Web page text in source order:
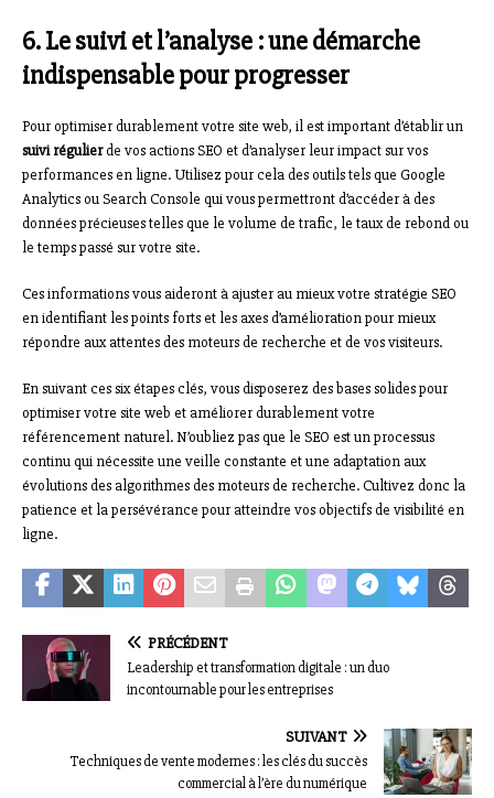
6. Le suivi et l’analyse : une démarche
indispensable pour progresser
Pour optimiser durablement votre site web, il est important d’établir un
suivi régulierde vos actions SEO et d’analyser leur impact sur vos
performances en ligne. Utilisez pour cela des outils tels que Google
Analytics ou Search Console qui vous permettront d’accéder à des
données précieuses telles que le volume de trafic, le taux de rebond ou
le temps passé sur votre site.
Ces informations vous aideront à ajuster au mieux votre stratégie SEO
en identifiant les points forts et les axes d’amélioration pour mieux
répondre aux attentes des moteurs de recherche et de vos visiteurs.
En suivant ces six étapes clés, vous disposerez des bases solides pour
optimiser votre site web et améliorer durablement votre
référencement naturel. N’oubliez pas que le SEO est un processus
continu qui nécessite une veille constante et une adaptation aux
évolutions des algorithmes des moteurs de recherche. Cultivez donc la
patience et la persévérance pour atteindre vos objectifs de visibilité en
ligne.
PRÉCÉDENT
Leadership et transformation digitale : un duo
incontournable pour les entreprises
SUIVANT
Techniques de vente modernes : les clés du succès
commercial à l’ère du numérique